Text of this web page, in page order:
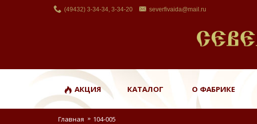
(49432) 3-34-34, 3-34-20 severfivaida@mail.ru
АКЦИЯ КАТАЛОГ О ФАБРИКЕ
Главная 104-005